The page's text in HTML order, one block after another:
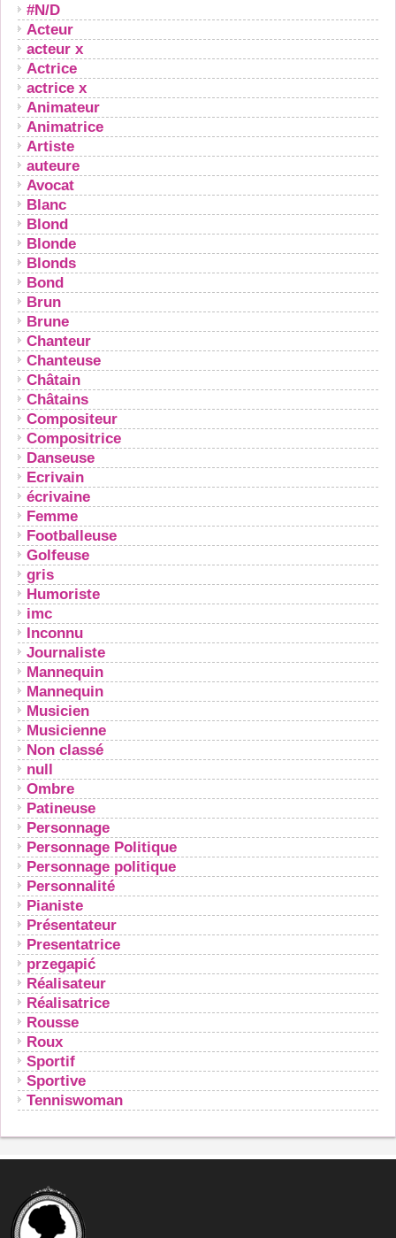
#N/D
Acteur
acteur x
Actrice
actrice x
Animateur
Animatrice
Artiste
auteure
Avocat
Blanc
Blond
Blonde
Blonds
Bond
Brun
Brune
Chanteur
Chanteuse
Châtain
Châtains
Compositeur
Compositrice
Danseuse
Ecrivain
écrivaine
Femme
Footballeuse
Golfeuse
gris
Humoriste
imc
Inconnu
Journaliste
Mannequin
Mannequin
Musicien
Musicienne
Non classé
null
Ombre
Patineuse
Personnage
Personnage Politique
Personnage politique
Personnalité
Pianiste
Présentateur
Presentatrice
przegapić
Réalisateur
Réalisatrice
Rousse
Roux
Sportif
Sportive
Tenniswoman